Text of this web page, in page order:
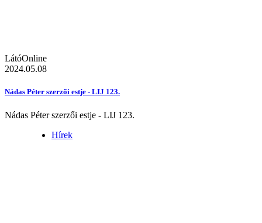
LátóOnline
2024.05.08
Nádas Péter szerzői estje - LIJ 123.
Nádas Péter szerzői estje - LIJ 123.
Hírek